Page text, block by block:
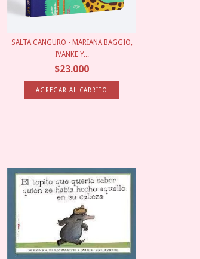
SALTA CANGURO - MARIANA BAGGIO,
IVANKE Y...
$23.000